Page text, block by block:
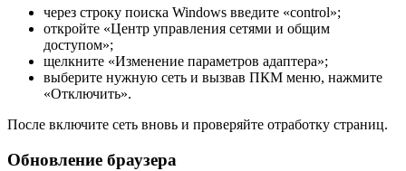
через строку поиска Windows введите «control»;
откройте «Центр управления сетями и общим
доступом»;
щелкните «Изменение параметров адаптера»;
выберите нужную сеть и вызвав ПКМ меню, нажмите
«Отключить».
После включите сеть вновь и проверяйте отработку страниц.
Обновление браузера